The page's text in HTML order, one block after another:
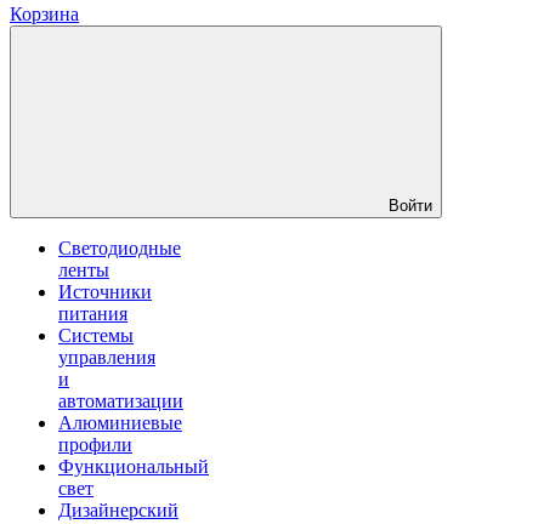
Корзина
Войти
Светодиодные
ленты
Источники
питания
Системы
управления
и
автоматизации
Алюминиевые
профили
Функциональный
свет
Дизайнерский